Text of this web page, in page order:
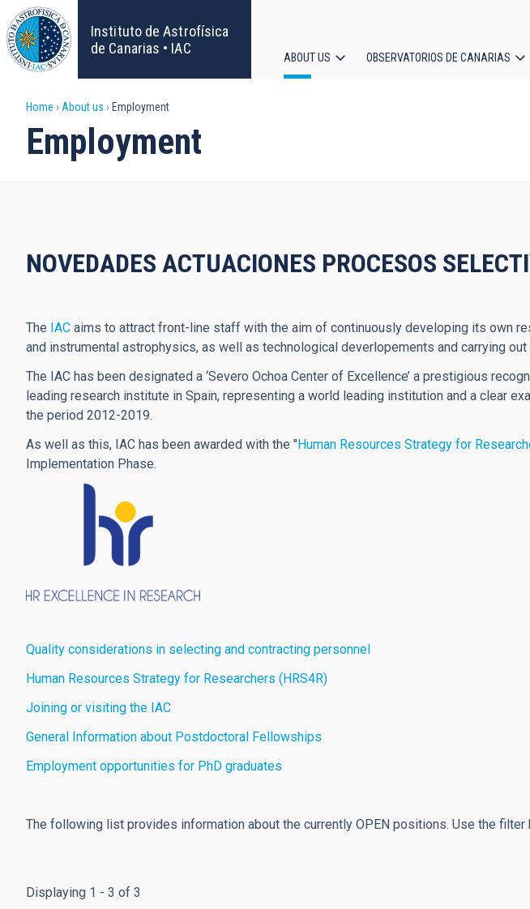
Skip
to
main
content
Instituto de Astrofísica
de Canarias • IAC
Main
ABOUT US OBSERVATORIOS DE CANARIAS
Breadcrumb
Home About us Employment
Employment
NOVEDADES ACTUACIONES PROCESOS
The IAC aims to attract front-line staff with the aim of continuously developing its own
and instrumental astrophysics, as well as technological deverlopements and carrying
The IAC has been designated a ‘Severo Ochoa Center of Excellence’ a prestigious
leading research institute in Spain, representing a world leading institution and a clear
the period 2012-2019.
As well as this, IAC has been awarded with the "Human Resources Strategy for
Implementation Phase.
Quality considerations in selecting and contracting personnel
Human Resources Strategy for Researchers (HRS4R)
Joining or visiting the IAC
General Information about Postdoctoral Fellowships
Employment opportunities for PhD graduates
The following list provides information about the currently OPEN positions. Use the
Displaying 1 - 3 of 3